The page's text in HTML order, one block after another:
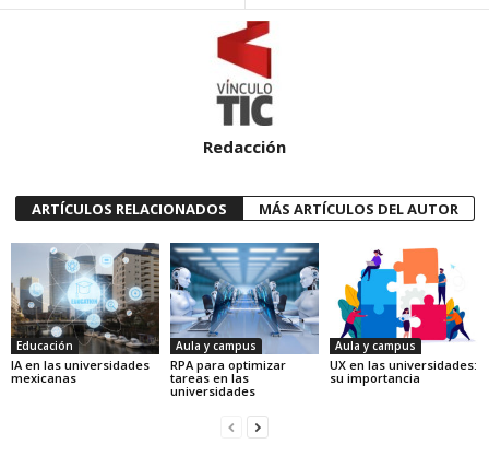
Redacción
ARTÍCULOS RELACIONADOS MÁS ARTÍCULOS DEL AUTOR
Educación
IA en las universidades
mexicanas
Aula y campus
RPA para optimizar
tareas en las
universidades
Aula y campus
UX en las universidades:
su importancia